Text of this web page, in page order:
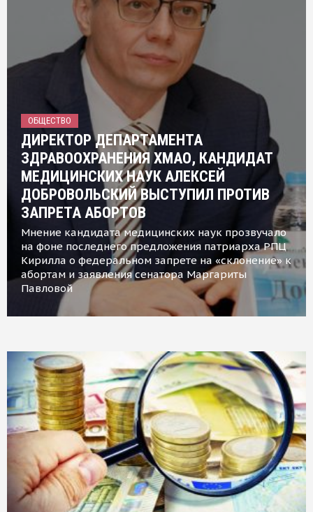
ОБЩЕСТВО
ДИРЕКТОР ДЕПАРТАМЕНТА
ЗДРАВООХРАНЕНИЯ ХМАО, КАНДИДАТ
МЕДИЦИНСКИХ НАУК АЛЕКСЕЙ
ДОБРОВОЛЬСКИЙ ВЫСТУПИЛ ПРОТИВ
ЗАПРЕТА АБОРТОВ
Мнение кандидата медицинских наук прозвучало
на фоне последнего предложения патриарха РПЦ
Кирилла о федеральном запрете на «склонение» к
абортам и заявления сенатора Маргариты
Павловой